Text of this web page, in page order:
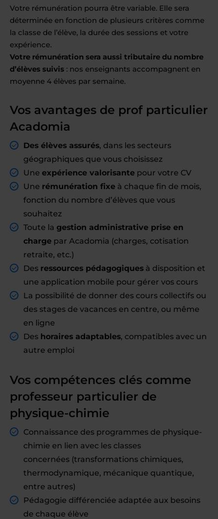
Votre rémunération pourra être variable. Elle sera
déterminée en fonction de plusieurs critères comme
la classe de l’élève, la durée des sessions et votre
expérience.
Votre rémunération sera aussi tributaire du nombre
d’élèves suivis : nos enseignants accompagnent en
moyenne 4 élèves par semaine.
Vos avantages de prof particulier
Acadomia
Des élèves assurés, dans les secteurs
géographiques que vous choisissez
Une expérience valorisante pour votre CV
Une rémunération fixe à chaque fin de mois,
fonction du nombre d’élèves que vous
souhaitez
Toute la gestion administrative prise en
charge par Acadomia (charges, cotisation
retraite, etc.)
Des ressources pédagogiques à disposition et
une application mobile pour gérer vos cours
La possibilité de donner des cours collectifs ou
des stages de vacances en centre, ou même
en ligne
Des horaires adaptables, compatibles avec un
autre emploi
Vos compétences clés comme
professeur particulier de
physique-chimie
Connaissance des programmes de physique-
chimie en lien avec les classes
concernées (transformations chimiques,
thermodynamique, mécanique quantique,
entre autres)
Pédagogie différenciée adaptée aux besoins
de chaque élève